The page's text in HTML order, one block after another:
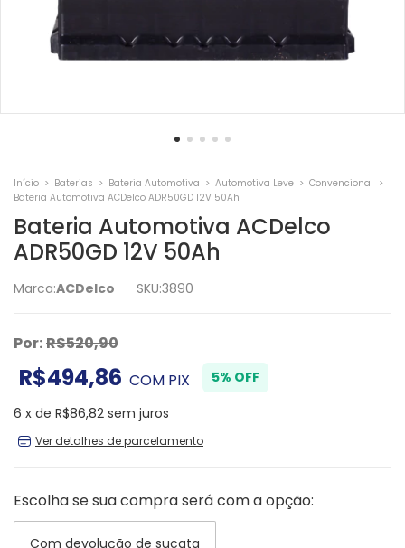
Início > Baterias > Bateria Automotiva > Automotiva Leve > Convencional >
Bateria Automotiva ACDelco ADR50GD 12V 50Ah
Bateria Automotiva ACDelco
ADR50GD 12V 50Ah
Marca:ACDelco SKU:3890
Por:R$520,90
R$494,86 COM PIX
5% OFF
6 x de R$86,82 sem juros
Ver detalhes de parcelamento
Escolha se sua compra será com a opção:
Com devolução de sucata